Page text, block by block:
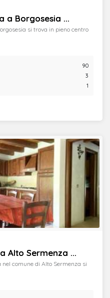
a Borgosesia ...
si trova in pieno centro
90
3
1
Alto Sermenza ...
comune di Alto Sermenza si